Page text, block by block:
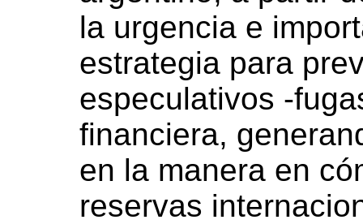
la urgencia e
estrategia para
especulativos -
financiera,
en la manera en
reservas